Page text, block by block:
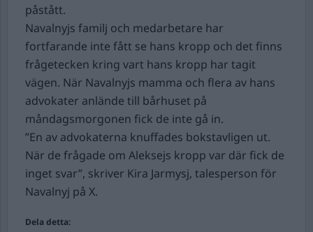
påstått.
Navalnyjs familj och medarbetare har
fortfarande inte fått se hans kropp och det finns
frågetecken kring vart hans kropp har tagit
vägen. När Navalnyjs mamma och flera av hans
advokater anlände till bårhuset på
måndagsmorgonen fick de inte gå in.
”En av advokaterna knuffades bokstavligen ut.
När de frågade om Aleksejs kropp var där fick de
inget svar”, skriver Kira Jarmysj, talesperson för
Navalnyj på X.
Dela detta: